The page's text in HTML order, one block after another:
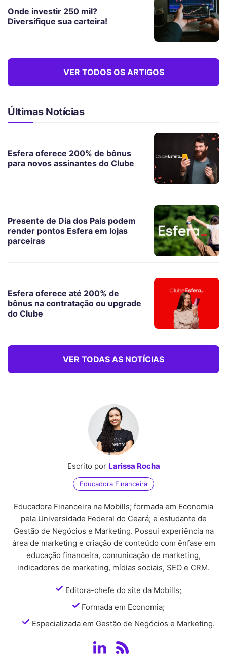
Onde investir 250 mil?
Diversifique sua carteira!
VER TODOS OS ARTIGOS
Últimas Notícias
Esfera oferece 200% de bônus
para novos assinantes do Clube
Presente de Dia dos Pais podem
render pontos Esfera em lojas
parceiras
Esfera oferece até 200% de
bônus na contratação ou upgrade
do Clube
VER TODAS AS NOTÍCIAS
Escrito por Larissa Rocha
Educadora Financeira
Educadora Financeira na Mobills; formada em Economia
pela Universidade Federal do Ceará; e estudante de
Gestão de Negócios e Marketing. Possui experiência na
área de marketing e criação de conteúdo com ênfase em
educação financeira, comunicação de marketing,
indicadores de marketing, mídias sociais, SEO e CRM.
Editora-chefe do site da Mobills;
Formada em Economia;
Especializada em Gestão de Negócios e Marketing.